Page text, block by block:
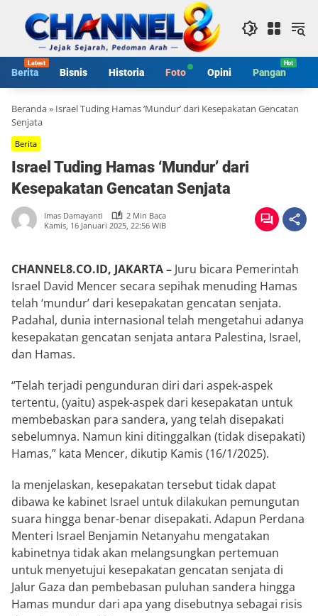
konten
Berita Bisnis Historia Foto Opini Pangan
Beranda» Israel Tuding Hamas ‘Mundur’ dari Kesepakatan Gencatan
Senjata
Berita
Israel Tuding Hamas ‘Mundur’ dari
Kesepakatan Gencatan Senjata
Imas Damayanti
2 Min Baca
Kamis, 16 Januari 2025, 22:56 WIB
CHANNEL8.CO.ID, JAKARTA – Juru bicara Pemerintah
Israel David Mencer secara sepihak menuding Hamas
telah ‘mundur’ dari kesepakatan gencatan senjata.
Padahal, dunia internasional telah mengetahui adanya
kesepakatan gencatan senjata antara Palestina, Israel,
dan Hamas.
“Telah terjadi pengunduran diri dari aspek-aspek
tertentu, (yaitu) aspek-aspek dari kesepakatan untuk
membebaskan para sandera, yang telah disepakati
sebelumnya. Namun kini ditinggalkan (tidak disepakati)
Hamas,” kata Mencer, dikutip Kamis (16/1/2025).
Ia menjelaskan, kesepakatan tersebut tidak dapat
dibawa ke kabinet Israel untuk dilakukan pemungutan
suara hingga benar-benar disepakati. Adapun Perdana
Menteri Israel Benjamin Netanyahu mengatakan
kabinetnya tidak akan melangsungkan pertemuan
untuk menyetujui kesepakatan gencatan senjata di
Jalur Gaza dan pembebasan puluhan sandera hingga
Hamas mundur dari apa yang disebutnya sebagai risis